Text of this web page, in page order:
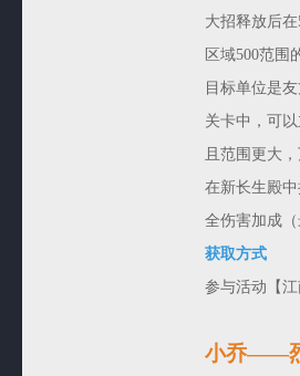
大招释放后
区域500范围
目标单位是
关卡中，可
且范围更大
在新长生殿
全伤害加成
获取方式
参与活动【
小乔——